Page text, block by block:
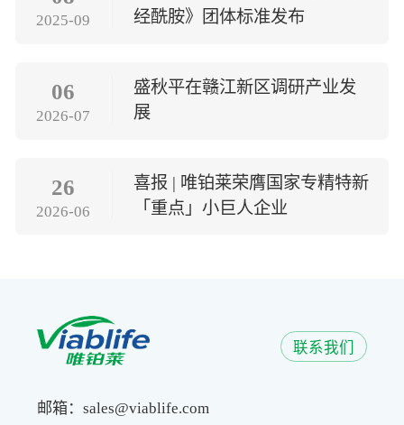
2025-09
经酰胺》团体标准发布
06
2026-07
盛秋平在赣江新区调研产业发
展
26
2026-06
喜报 | 唯铂莱荣膺国家专精特新
「重点」小巨人企业
联系我们
邮箱：sales@viablife.com